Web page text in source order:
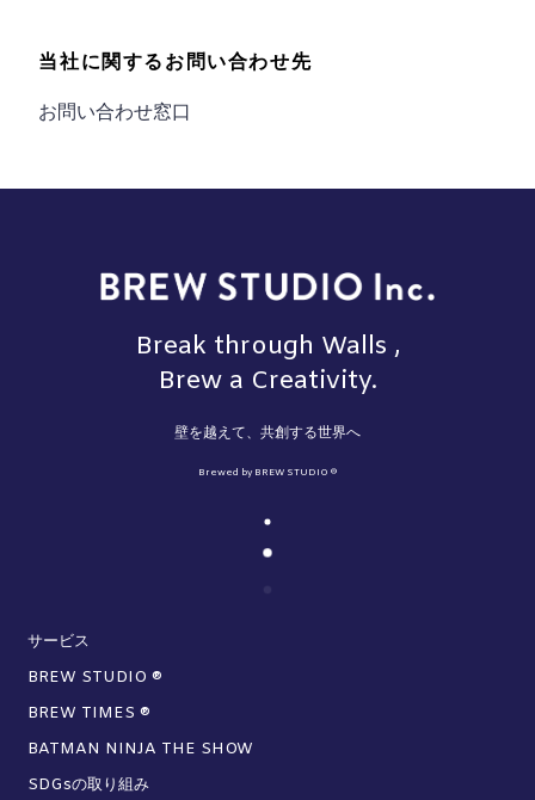
当社に関するお問い合わせ先
お問い合わせ窓口
Break through Walls ,
Brew a Creativity.
壁を越えて、共創する世界へ
Brewed by BREW STUDIO ®︎
サービス
BREW STUDIO ®
BREW TIMES ®
BATMAN NINJA THE SHOW
SDGsの取り組み